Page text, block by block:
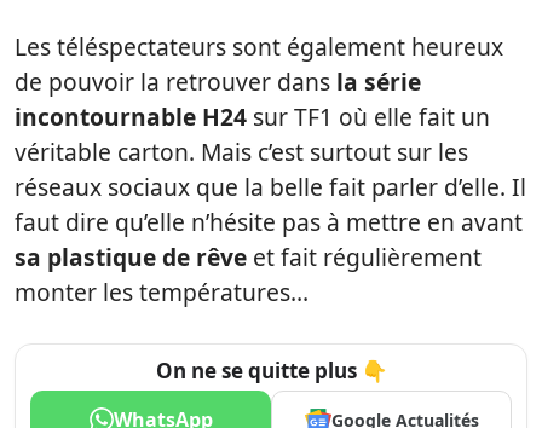
Les téléspectateurs sont également heureux
de pouvoir la retrouver dans la série
incontournable H24 sur TF1 où elle fait un
véritable carton. Mais c’est surtout sur les
réseaux sociaux que la belle fait parler d’elle. Il
faut dire qu’elle n’hésite pas à mettre en avant
sa plastique de rêve et fait régulièrement
monter les températures…
On ne se quitte plus 👇
WhatsApp Google Actualités